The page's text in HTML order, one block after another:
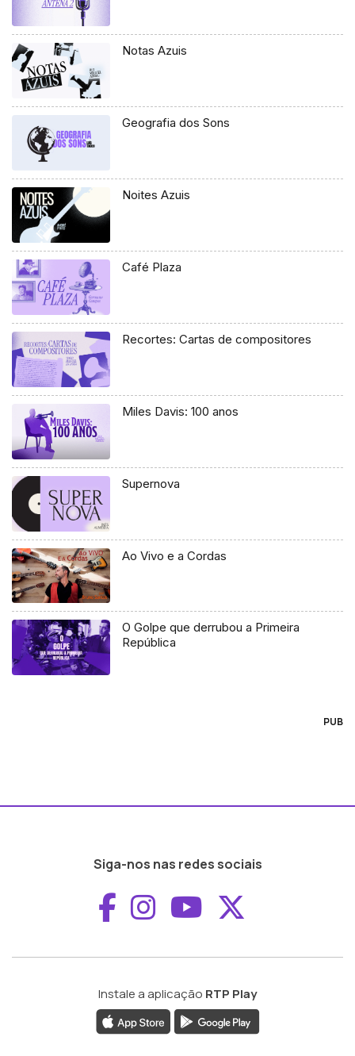
Notas Azuis
Geografia dos Sons
Noites Azuis
Café Plaza
Recortes: Cartas de compositores
Miles Davis: 100 anos
Supernova
Ao Vivo e a Cordas
O Golpe que derrubou a Primeira
República
PUB
Siga-nos nas redes sociais
Aceder ao
Aceder ao
Aceder ao
Instale a aplicação RTP Play